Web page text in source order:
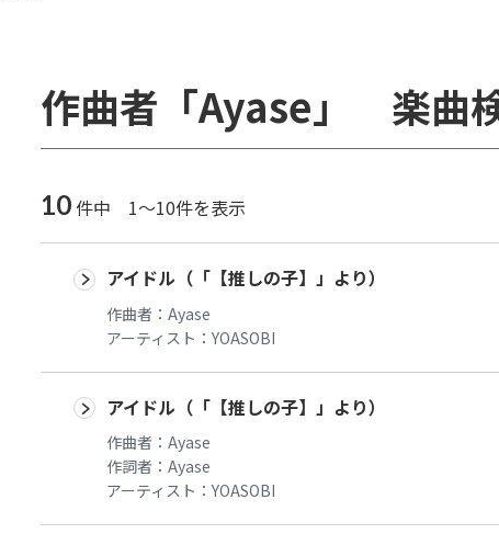
作曲者「Ayase」 楽曲
10件中 1～10件を表示
アイドル（「【推しの子】」より）
作曲者： Ayase
アーティスト： YOASOBI
アイドル（「【推しの子】」より）
作曲者： Ayase
作詞者： Ayase
アーティスト： YOASOBI